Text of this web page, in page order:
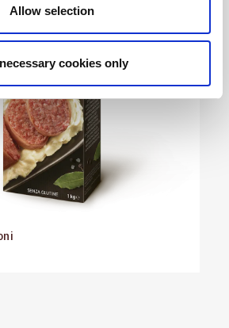
Allow selection
cookies only